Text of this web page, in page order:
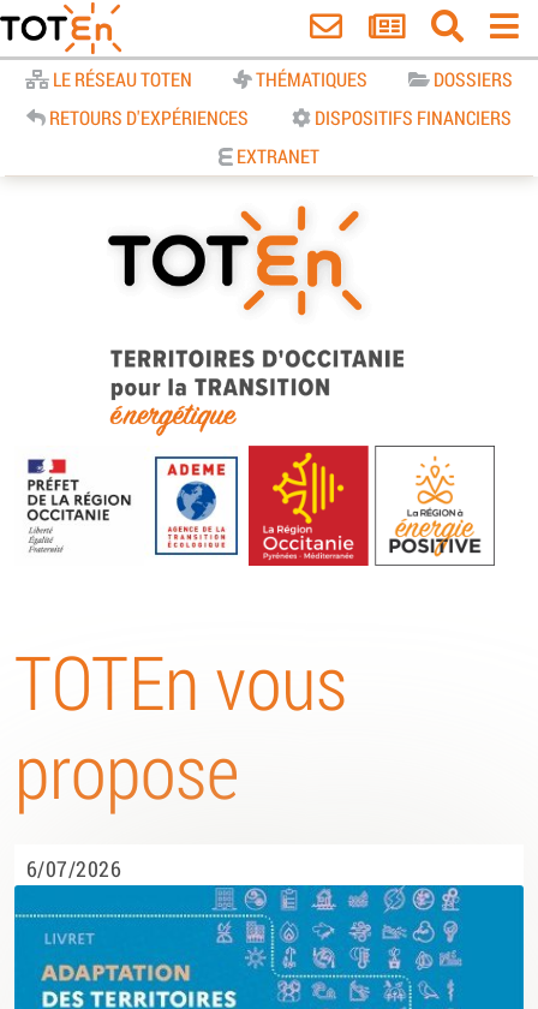
LE RÉSEAU TOTEN THÉMATIQUES
DOSSIERS
RETOURS D'EXPÉRIENCES
DISPOSITIFS FINANCIERS
EXTRANET
TOTEn Occitanie | Territoires
d’Occitanie pour la Transition
Energétique
TOTEn vous
propose
6/07/2026